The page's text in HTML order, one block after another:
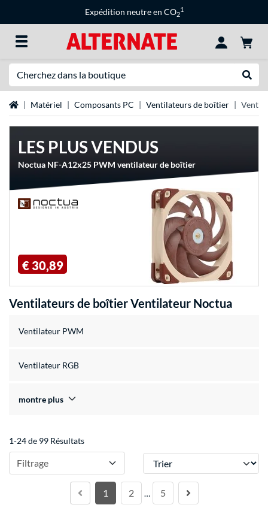
Expédition neutre en CO2
1
Page d'accueil
Matériel Composants PC Ventilateurs de boîtier
LES PLUS VENDUS
Noctua NF-A12x25 PWM ventilateur de boîtier
€ 30,89
Ventilateurs de boîtier Ventilateur Noctua
Ventilateur PWM
Ventilateur RGB
montre plus
1-24 de 99 Résultats
Filtrage Trier
1 2 … 5